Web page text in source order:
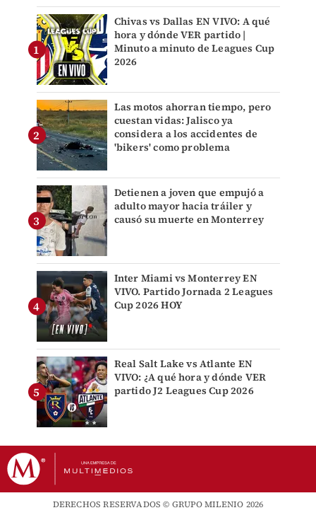
Chivas vs Dallas EN VIVO: A qué
hora y dónde VER partido |
Minuto a minuto de Leagues Cup
2026
Las motos ahorran tiempo, pero
cuestan vidas: Jalisco ya
considera a los accidentes de
'bikers' como problema
Detienen a joven que empujó a
adulto mayor hacia tráiler y
causó su muerte en Monterrey
Inter Miami vs Monterrey EN
VIVO. Partido Jornada 2 Leagues
Cup 2026 HOY
Real Salt Lake vs Atlante EN
VIVO: ¿A qué hora y dónde VER
partido J2 Leagues Cup 2026
DERECHOS RESERVADOS © GRUPO MILENIO 2026